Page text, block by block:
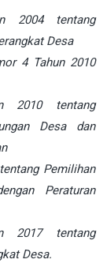
2004 tentang
Desa
4 Tahun 2010
2010 tentang
Desa dan
Pemilihan
Peraturan
2017 tentang
Desa.